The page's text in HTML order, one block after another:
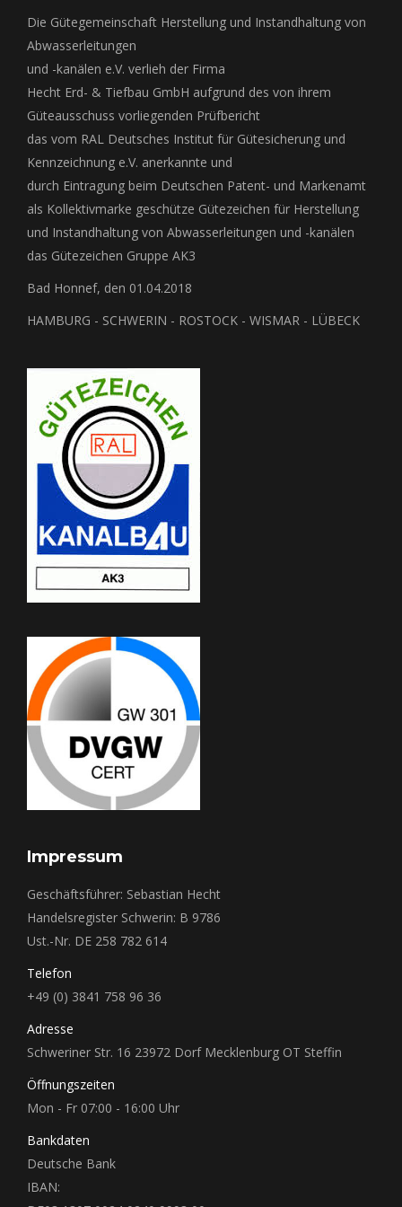
Die Gütegemeinschaft Herstellung und Instandhaltung von
Abwasserleitungen
und -kanälen e.V. verlieh der Firma
Hecht Erd- & Tiefbau GmbH aufgrund des von ihrem
Güteausschuss vorliegenden Prüfbericht
das vom RAL Deutsches Institut für Gütesicherung und
Kennzeichnung e.V. anerkannte und
durch Eintragung beim Deutschen Patent- und Markenamt
als Kollektivmarke geschütze Gütezeichen für Herstellung
und Instandhaltung von Abwasserleitungen und -kanälen
das Gütezeichen Gruppe AK3
Bad Honnef, den 01.04.2018
HAMBURG - SCHWERIN - ROSTOCK - WISMAR - LÜBECK
Impressum
Geschäftsführer: Sebastian Hecht
Handelsregister Schwerin: B 9786
Ust.-Nr. DE 258 782 614
Telefon
+49 (0) 3841 758 96 36
Adresse
Schweriner Str. 16 23972 Dorf Mecklenburg OT Steffin
Öffnungszeiten
Mon - Fr 07:00 - 16:00 Uhr
Bankdaten
Deutsche Bank
IBAN: